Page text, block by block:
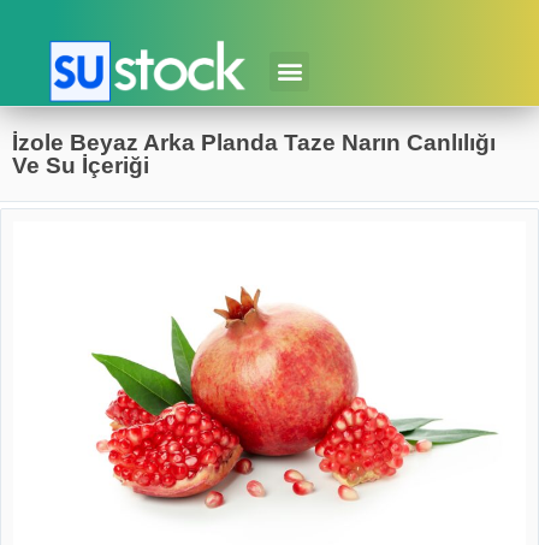
İzole Beyaz Arka Planda Taze Narın Canlılığı
Ve Su İçeriği